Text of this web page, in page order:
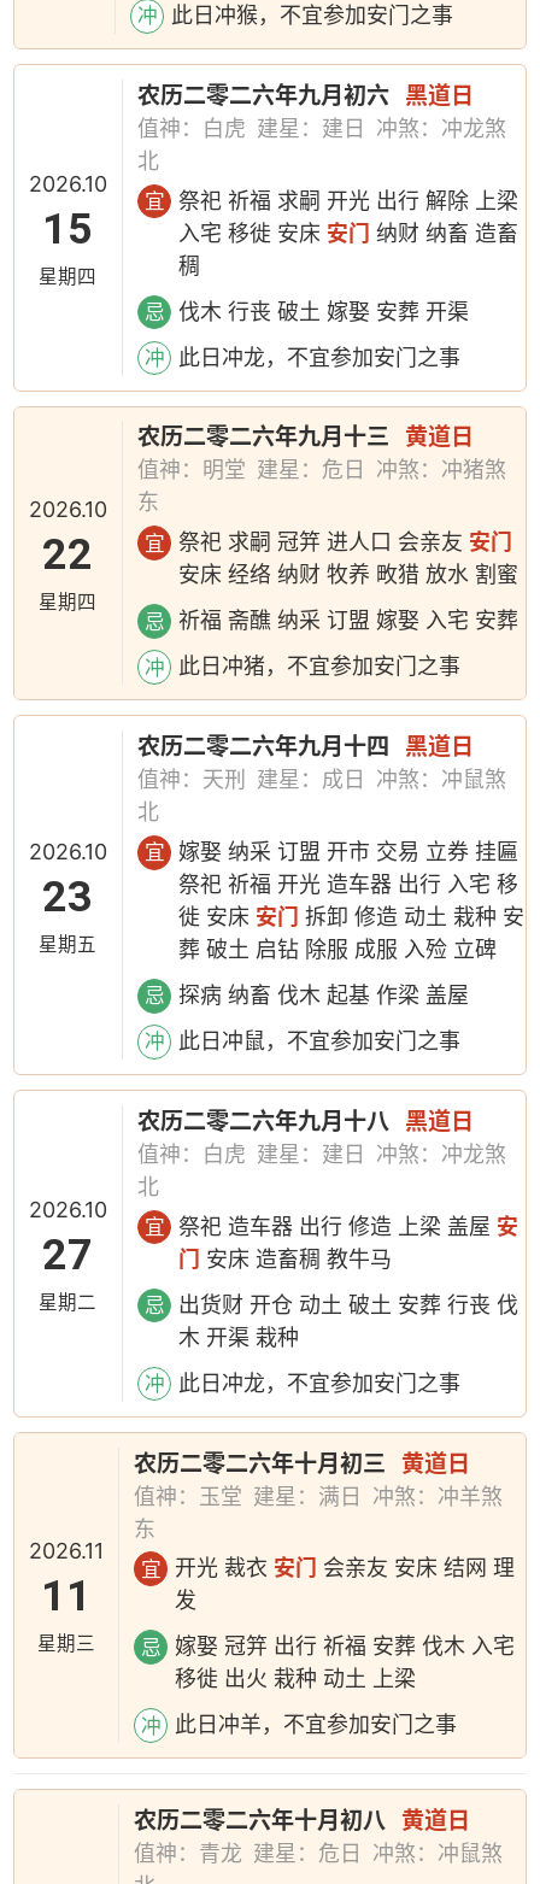
冲 此日冲猴，不宜参加安门之事
2026.10
15
星期四
农历二零二六年九月初六 黑道日
值神：白虎 建星：建日
冲煞：冲龙煞
北
宜
祭祀 祈福 求嗣 开光 出行 解除 上梁
入宅 移徙 安床 安门 纳财 纳畜 造畜
稠
忌 伐木 行丧 破土 嫁娶 安葬 开渠
冲 此日冲龙，不宜参加安门之事
2026.10
22
星期四
农历二零二六年九月十三 黄道日
值神：明堂 建星：危日
冲煞：冲猪煞
东
宜 祭祀 求嗣 冠笄 进人口 会亲友 安门
安床 经络 纳财 牧养 畋猎 放水 割蜜
忌 祈福 斋醮 纳采 订盟 嫁娶 入宅 安葬
冲 此日冲猪，不宜参加安门之事
2026.10
23
星期五
农历二零二六年九月十四 黑道日
值神：天刑 建星：成日
冲煞：冲鼠煞
北
宜
嫁娶 纳采 订盟 开市 交易 立券 挂匾
祭祀 祈福 开光 造车器 出行 入宅 移
徙 安床 安门 拆卸 修造 动土 栽种 安
葬 破土 启钻 除服 成服 入殓 立碑
忌 探病 纳畜 伐木 起基 作梁 盖屋
冲 此日冲鼠，不宜参加安门之事
2026.10
27
星期二
农历二零二六年九月十八 黑道日
值神：白虎 建星：建日
冲煞：冲龙煞
北
宜 祭祀 造车器 出行 修造 上梁 盖屋 安
门 安床 造畜稠 教牛马
忌
出货财 开仓 动土 破土 安葬 行丧 伐
木 开渠 栽种
冲 此日冲龙，不宜参加安门之事
2026.11
11
星期三
农历二零二六年十月初三 黄道日
值神：玉堂 建星：满日
冲煞：冲羊煞
东
宜 开光 裁衣 安门 会亲友 安床 结网 理
发
忌
嫁娶 冠笄 出行 祈福 安葬 伐木 入宅
移徙 出火 栽种 动土 上梁
冲 此日冲羊，不宜参加安门之事
农历二零二六年十月初八 黄道日
值神：青龙 建星：危日
冲煞：冲鼠煞